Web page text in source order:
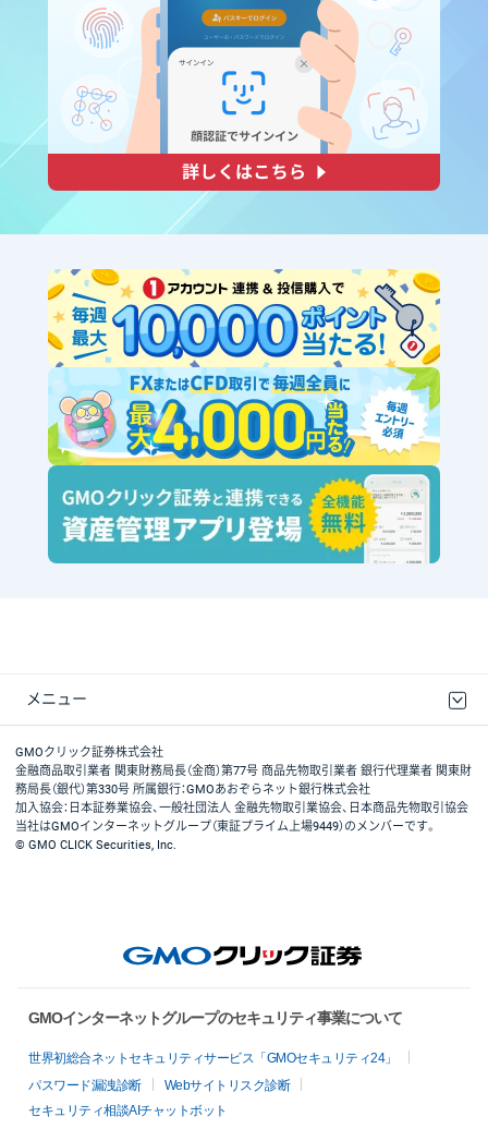
メニュー
取引規程・約款
最良執行方針
ディスクレイマー
リスク説明
GMOクリック証券ホームページ
GMOクリック証券株式会社
金融商品取引業者 関東財務局長（金商）第77号 商品先物取引業者 銀行代理業者 関東財
務局長（銀代）第330号 所属銀行：GMOあおぞらネット銀行株式会社
加入協会：日本証券業協会、一般社団法人 金融先物取引業協会、日本商品先物取引協会
当社はGMOインターネットグループ（東証プライム上場9449）のメンバーです。
© GMO CLICK Securities, Inc.
GMOインターネットグループのセキュリティ事業について
世界初総合ネットセキュリティサービス「GMOセキュリティ24」
パスワード漏洩診断
Webサイトリスク診断
セキュリティ相談AIチャットボット